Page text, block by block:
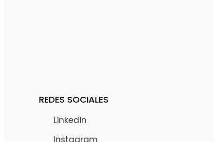
REDES SOCIALES
Linkedin
Instagram